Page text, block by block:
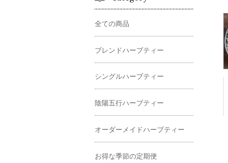
全ての商品
ブレンドハーブティー
シングルハーブティー
陰陽五行ハーブティー
オーダーメイドハーブティー
お得な季節の定期便